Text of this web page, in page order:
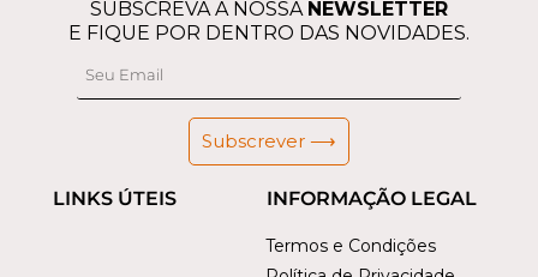
INFORMAÇÃO LEGAL
Termos e Condições
LINKS ÚTEIS
SUBSCREVA A NOSSA NEWSLETTER
E FIQUE POR DENTRO DAS NOVIDADES.
Subscrever ⟶